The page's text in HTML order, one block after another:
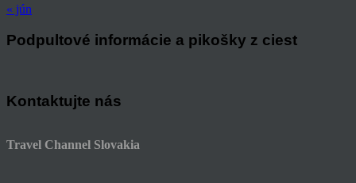
« jún
Podpultové informácie a pikošky z ciest
Kontaktujte nás
Travel Channel Slovakia